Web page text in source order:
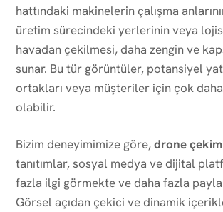
hattındaki makinelerin çalışma
üretim sürecindeki yerlerinin veya
havadan çekilmesi, daha zengin ve
sunar. Bu tür görüntüler, potansiyel
ortakları veya müşteriler için çok daha
olabilir.
Bizim deneyimimize göre,drone
tanıtımlar, sosyal medya ve dijital
fazla ilgi görmekte ve daha fazla
Görsel açıdan çekici ve dinamik